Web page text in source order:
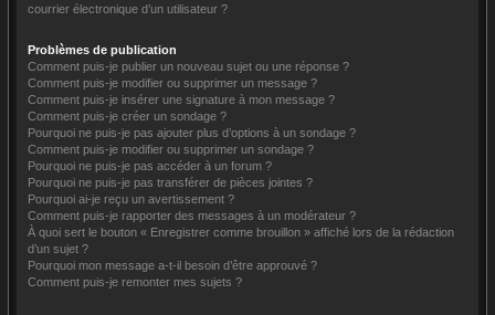
courrier électronique d’un utilisateur ?
Problèmes de publication
Comment puis-je publier un nouveau sujet ou une réponse ?
Comment puis-je modifier ou supprimer un message ?
Comment puis-je insérer une signature à mon message ?
Comment puis-je créer un sondage ?
Pourquoi ne puis-je pas ajouter plus d’options à un sondage ?
Comment puis-je modifier ou supprimer un sondage ?
Pourquoi ne puis-je pas accéder à un forum ?
Pourquoi ne puis-je pas transférer de pièces jointes ?
Pourquoi ai-je reçu un avertissement ?
Comment puis-je rapporter des messages à un modérateur ?
À quoi sert le bouton « Enregistrer comme brouillon » affiché lors de la rédaction
d’un sujet ?
Pourquoi mon message a-t-il besoin d’être approuvé ?
Comment puis-je remonter mes sujets ?